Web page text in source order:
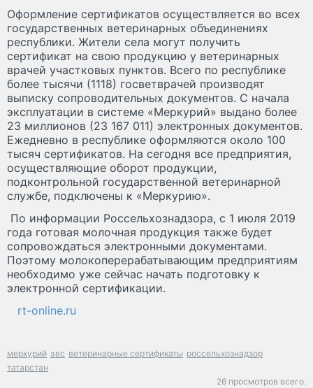
Оформление сертификатов осуществляется во всех
государственных ветеринарных объединениях
республики. Жители села могут получить
сертификат на свою продукцию у ветеринарных
врачей участковых пунктов. Всего по республике
более тысячи (1118) госветврачей производят
выписку сопроводительных документов. С начала
эксплуатации в системе «Меркурий» выдано более
23 миллионов (23 167 011) электронных документов.
Ежедневно в республике оформляются около 100
тысяч сертификатов. На сегодня все предприятия,
осуществляющие оборот продукции,
подконтрольной государственной ветеринарной
службе, подключены к «Меркурию».
По информации Россельхознадзора, с 1 июля 2019
года готовая молочная продукция также будет
сопровождаться электронными документами.
Поэтому молокоперерабатывающим предприятиям
необходимо уже сейчас начать подготовку к
электронной сертификации.
rt-online.ru
меркурий эвс ветеринарные сертификаты россельхознадзор
татарстан
26 просмотров всего.